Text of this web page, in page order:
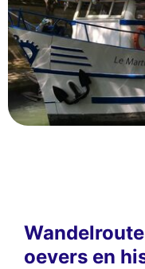
oevers en